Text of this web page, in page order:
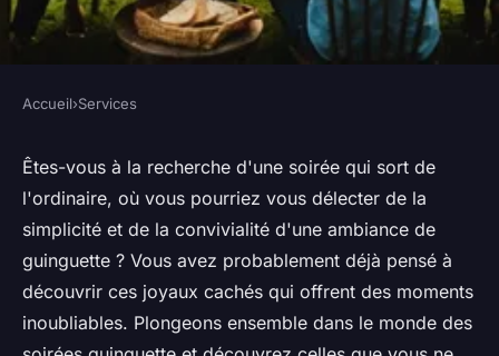
Découvrez les meilleures
soirées guinguette à ne pas
manquer !
Lilou•13 février 2025•6 min de lecture
Accueil›Services
Êtes-vous à la recherche d'une soirée qui sort de
l'ordinaire, où vous pourriez vous délecter de la
simplicité et de la convivialité d'une ambiance de
guinguette ? Vous avez probablement déjà pensé à
découvrir ces joyaux cachés qui offrent des moments
inoubliables. Plongeons ensemble dans le monde des